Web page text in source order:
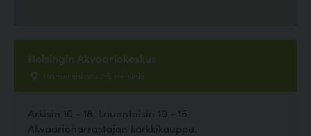
Helsingin Akvaariokeskus
Itämerenkatu 26, Helsinki
Arkisin 10 - 18, Lauantaisin 10 - 15
Akvaarioharrastajan karkkikauppa.